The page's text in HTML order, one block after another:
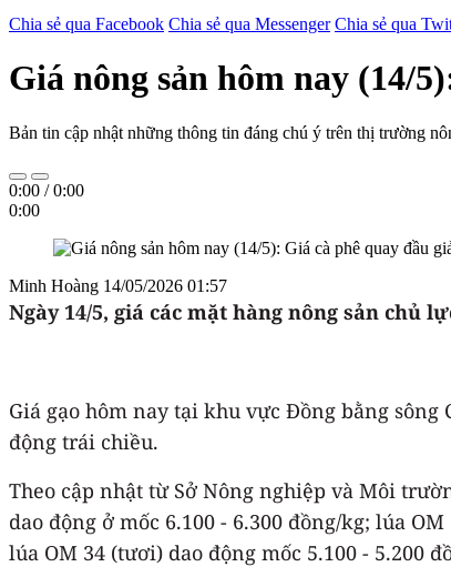
Chia sẻ qua Facebook Chia sẻ qua Messenger Chia sẻ qua
Giá nông sản hôm nay (14/
Bản tin cập nhật những thông tin đáng chú ý trên thị trường
0:00 /0:00
0:00
Minh Hoàng 14/05/2026 01:57
Ngày 14/5, giá các mặt hàng nông sản chủ
Giá gạo hôm nay tại khu vực Đồng bằng
động trái chiều.
Theo cập nhật từ Sở Nông nghiệp và Môi
dao động ở mốc 6.100 - 6.300 đồng/kg; lúa
lúa OM 34 (tươi) dao động mốc 5.100 - 5.200